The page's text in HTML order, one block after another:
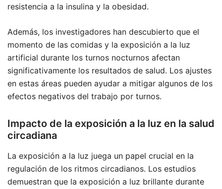
resistencia a la insulina y la obesidad.
Además, los investigadores han descubierto que el
momento de las comidas y la exposición a la luz
artificial durante los turnos nocturnos afectan
significativamente los resultados de salud. Los ajustes
en estas áreas pueden ayudar a mitigar algunos de los
efectos negativos del trabajo por turnos.
Impacto de la exposición a la luz en la salud
circadiana
La exposición a la luz juega un papel crucial en la
regulación de los ritmos circadianos. Los estudios
demuestran que la exposición a luz brillante durante